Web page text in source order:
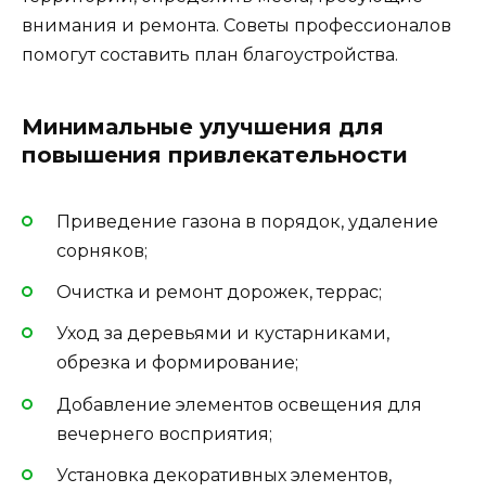
внимания и ремонта. Советы профессионалов
помогут составить план благоустройства.
Минимальные улучшения для
повышения привлекательности
Приведение газона в порядок, удаление
сорняков;
Очистка и ремонт дорожек, террас;
Уход за деревьями и кустарниками,
обрезка и формирование;
Добавление элементов освещения для
вечернего восприятия;
Установка декоративных элементов,